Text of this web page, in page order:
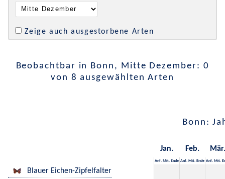
Zeige auch ausgestorbene Arten
Beobachtbar in Bonn, Mitte Dezember: 0
von 8 ausgewählten Arten
Bonn:
Jan. Feb. Mär.
Anf. Mit. Ende Anf. Mit. Ende Anf. Mit.
Blauer Eichen-Zipfelfalter